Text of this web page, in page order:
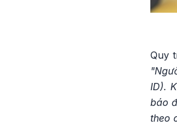
Quy
ID).
báo
theo